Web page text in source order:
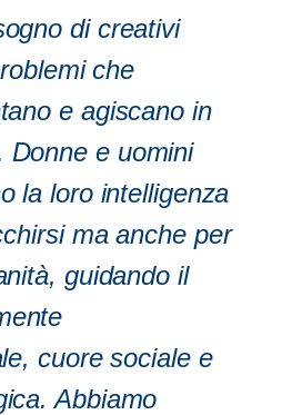
di creativi
che
e agiscano in
Donne e uomini
la loro intelligenza
ma anche per
guidando il
cuore sociale e
Abbiamo